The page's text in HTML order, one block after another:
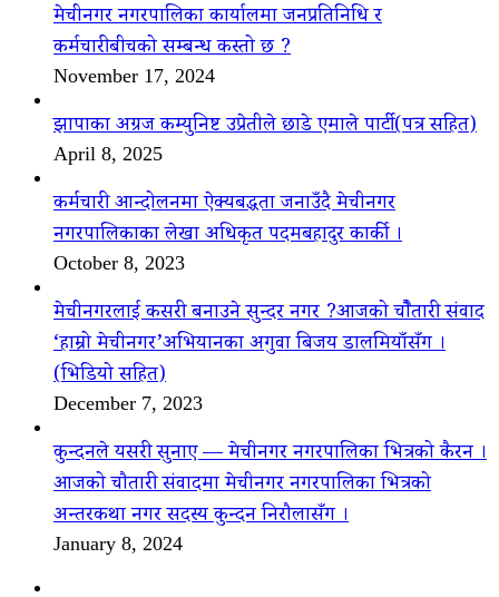
मेचीनगर नगरपालिका कार्यालमा जनप्रतिनिधि र
कर्मचारीबीचको सम्बन्ध कस्तो छ ?
November 17, 2024
झापाका अग्रज कम्युनिष्ट उप्रेतीले छाडे एमाले पार्टी(पत्र सहित)
April 8, 2025
कर्मचारी आन्दोलनमा ऐक्यबद्धता जनाउँदै मेचीनगर
नगरपालिकाका लेखा अधिकृत पदमबहादुर कार्की ।
October 8, 2023
मेचीनगरलाई कसरी बनाउने सुन्दर नगर ?आजको चौैतारी संवाद
‘हाम्रो मेचीनगर’अभियानका अगुवा बिजय डालमियाँसँग ।
(भिडियो सहित)
December 7, 2023
कुन्दनले यसरी सुनाए — मेचीनगर नगरपालिका भित्रको कैरन ।
आजको चौतारी संवादमा मेचीनगर नगरपालिका भित्रको
अन्तरकथा नगर सदस्य कुन्दन निरौलासँग ।
January 8, 2024